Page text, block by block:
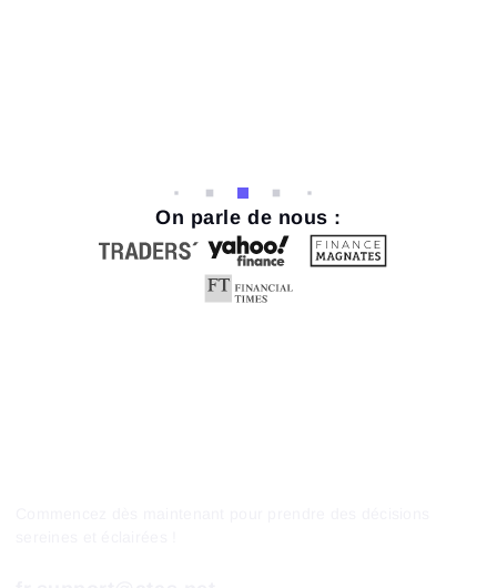
On parle de nous :